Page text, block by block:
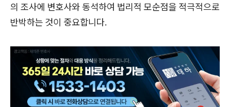
의 조사에 변호사와 동석하여 법리적 모순점을 적극적으로
반박하는 것이 중요합니다.